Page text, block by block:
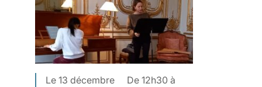
Le 13 décembre
De 12h30 à